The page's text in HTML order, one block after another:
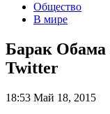
Общество
В мире
Барак Обама
Twitter
18:53 Май 18, 2015